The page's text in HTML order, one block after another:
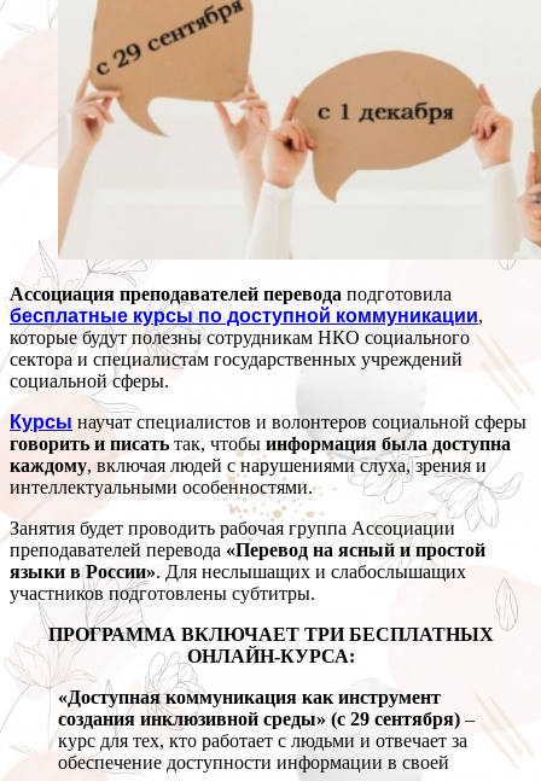
Ассоциация преподавателей перевода подготовила
бесплатные курсы по доступной коммуникации,
которые будут полезны сотрудникам НКО социального
сектора и специалистам государственных учреждений
социальной сферы.
Курсы научат специалистов и волонтеров социальной сферы
говорить и писать так, чтобы информация была доступна
каждому, включая людей с нарушениями слуха, зрения и
интеллектуальными особенностями.
Занятия будет проводить рабочая группа Ассоциации
преподавателей перевода «Перевод на ясный и простой
языки в России». Для неслышащих и слабослышащих
участников подготовлены субтитры.
ПРОГРАММА ВКЛЮЧАЕТ ТРИ БЕСПЛАТНЫХ
ОНЛАЙН-КУРСА:
«Доступная коммуникация как инструмент
создания инклюзивной среды» (с 29 сентября) –
курс для тех, кто работает с людьми и отвечает за
обеспечение доступности информации в своей